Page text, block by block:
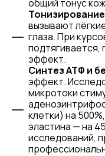
общий тонус
вызывают
глаза. При
подтягивается,
эффект.
Синтез АТФ и
эффект.
микротоки
клетки) на
эластина — на
исследований,